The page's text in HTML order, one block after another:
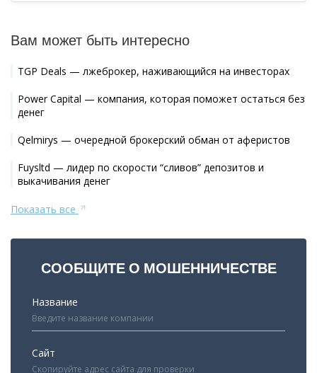
Вам может быть интересно
TGP Deals — лжеброкер, наживающийся на инвесторах
Power Capital — компания, которая поможет остаться без
денег
Qelmirys — очередной брокерский обман от аферистов
Fuysltd — лидер по скорости “сливов” депозитов и
выкачивания денег
Показать все
СООБЩИТЕ О МОШЕННИЧЕСТВЕ
Название
Сайт